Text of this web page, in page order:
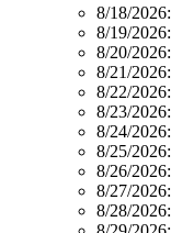
8/18/2026:
8/19/2026:
8/20/2026:
8/21/2026:
8/22/2026:
8/23/2026:
8/24/2026:
8/25/2026:
8/26/2026:
8/27/2026:
8/28/2026: